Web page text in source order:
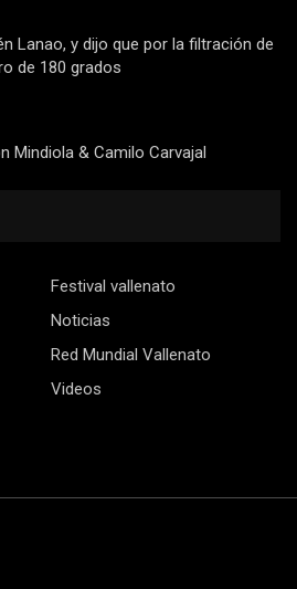
Lanao, y dijo que por la filtración de
de 180 grados
Mindiola & Camilo Carvajal
Festival vallenato
Noticias
Red Mundial Vallenato
Videos